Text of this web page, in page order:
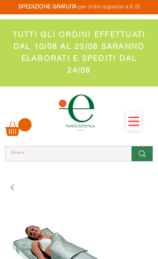
SPEDIZIONE GRATUITAper ordini superiori a € 25
TUTTI GLI ORDINI EFFETTUATI
DAL 10/08 AL 23/08 SARANNO
ELABORATI E SPEDITI DAL
24/08